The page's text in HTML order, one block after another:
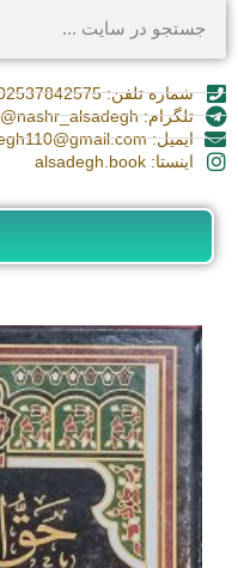
شماره تلفن: 02537842575
تلگرام: nashr_alsadegh@
ایمیل: alsadegh110@gmail.com
اینستا: alsadegh.book